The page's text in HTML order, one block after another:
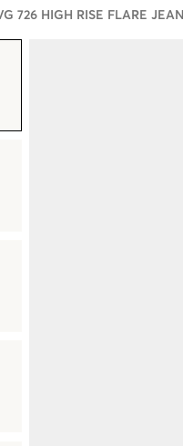
726 HIGH RISE FLARE JEAN